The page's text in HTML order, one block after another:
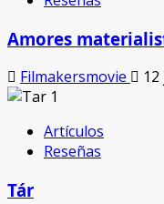
Amores
Filmakersmovie
Artículos
Reseñas
Tár